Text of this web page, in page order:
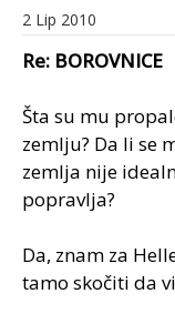
2 Lip 2010
Re: BOROVNICE
Šta su mu
zemlju? Da li se
zemlja nije
popravlja?
Da, znam za
tamo skočiti da